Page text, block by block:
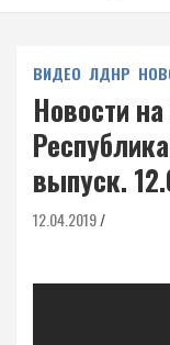
ВИДЕО ЛДНР
Новости
выпуск.
12.04.2019